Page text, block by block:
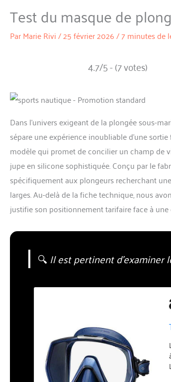
Test du masque de
ParMarie Rivi/25 février 2026/7 minutes de
4.7/5 - (7 votes)
Dans l’univers exigeant de la plongée sous-
sépare une expérience inoubliable d’une
modèle qui promet de concilier un champ de
jupe en silicone sophistiquée. Conçu par le
spécifiquement aux plongeurs recherchant une
larges. Au-delà de la fiche technique, nous
justifie son positionnement tarifaire face à une
🔍 Il est pertinent d’examiner